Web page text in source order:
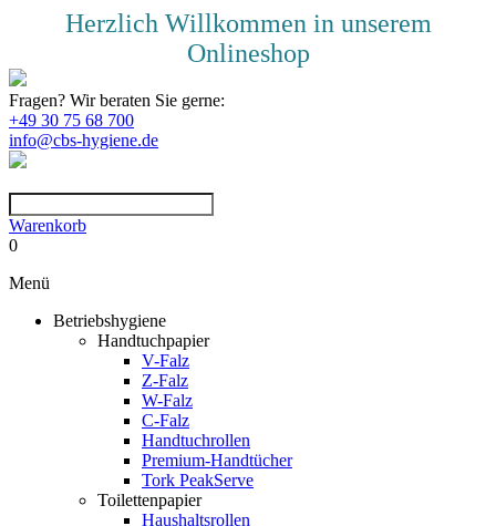
Herzlich Willkommen in unserem
Onlineshop
Fragen? Wir beraten Sie gerne:
+49 30 75 68 700
info@cbs-hygiene.de
Warenkorb
0
Menü
Betriebshygiene
Handtuchpapier
V-Falz
Z-Falz
W-Falz
C-Falz
Handtuchrollen
Premium-Handtücher
Tork PeakServe
Toilettenpapier
Haushaltsrollen